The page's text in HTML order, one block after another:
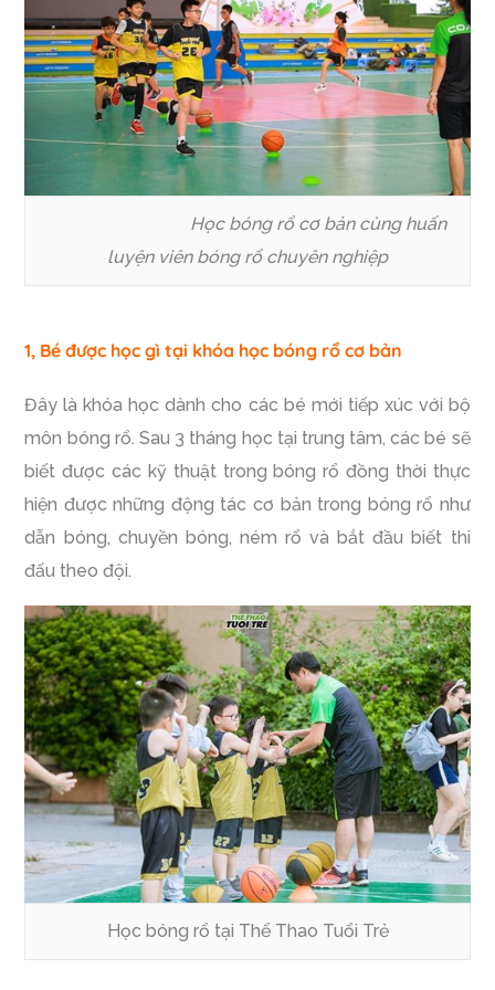
Học bóng rổ cơ bản cùng huấn
luyện viên bóng rổ chuyên nghiệp
1, Bé được học gì tại khóa học bóng rổ cơ bản
Đây là khóa học dành cho các bé mới tiếp xúc với bộ
môn bóng rổ. Sau 3 tháng học tại trung tâm, các bé sẽ
biết được các kỹ thuật trong bóng rổ đồng thời thực
hiện được những động tác cơ bản trong bóng rổ như
dẫn bóng, chuyền bóng, ném rổ và bắt đầu biết thi
đấu theo đội.
Học bóng rổ tại Thể Thao Tuổi Trẻ